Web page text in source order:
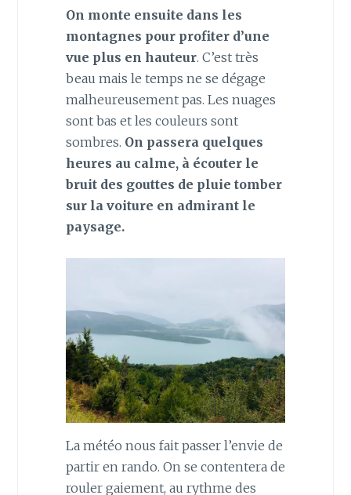
On monte ensuite dans les
montagnes pour profiter d’une
vue plus en hauteur. C’est très
beau mais le temps ne se dégage
malheureusement pas. Les nuages
sont bas et les couleurs sont
sombres. On passera quelques
heures au calme, à écouter le
bruit des gouttes de pluie tomber
sur la voiture en admirant le
paysage.
La météo nous fait passer l’envie de
partir en rando. On se contentera de
rouler gaiement, au rythme des